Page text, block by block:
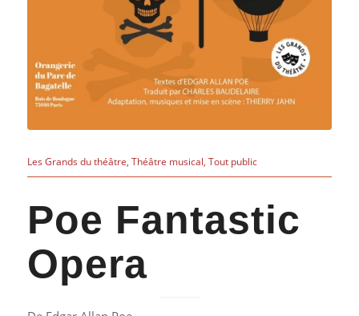
Les Grands du théâtre, Théâtre musical, Tout public
Poe Fantastic
Opera